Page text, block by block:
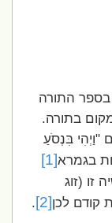
התורה
בתורה.
בִּנְסֹעַ
בגמרא[1]
(זוג
לכן[2]
.